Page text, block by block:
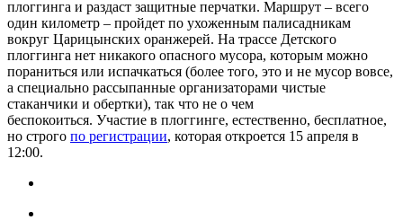
плоггинга и раздаст защитные перчатки. Маршрут – всего
один километр – пройдет по ухоженным палисадникам
вокруг Царицынских оранжерей. На трассе Детского
плоггинга нет никакого опасного мусора, которым можно
пораниться или испачкаться (более того, это и не мусор вовсе,
а специально рассыпанные организаторами чистые
стаканчики и обертки), так что не о чем
беспокоиться. Участие в плоггинге, естественно, бесплатное,
но строго по регистрации, которая откроется 15 апреля в
12:00.